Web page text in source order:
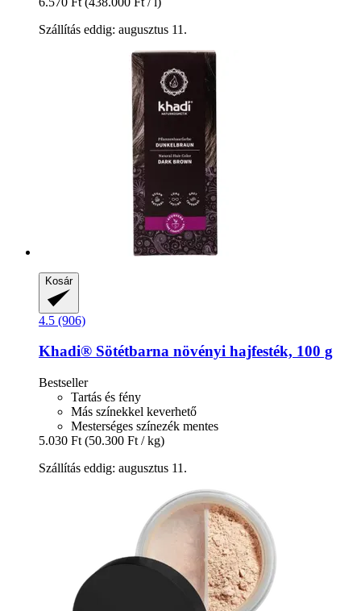
Szállítás eddig: augusztus 11.
Kosár
4.5 (906)
Khadi® Sötétbarna növényi hajfesték, 100 g
Bestseller
Tartás és fény
Más színekkel keverhető
Mesterséges színezék mentes
5.030 Ft (50.300 Ft / kg)
Szállítás eddig: augusztus 11.